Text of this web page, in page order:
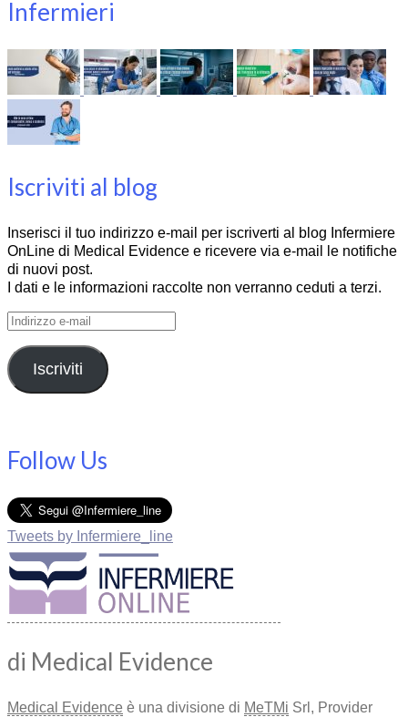
Infermieri
Iscriviti al blog
Inserisci il tuo indirizzo e-mail per iscriverti al blog Infermiere
OnLine di Medical Evidence e ricevere via e-mail le notifiche
di nuovi post.
I dati e le informazioni raccolte non verranno ceduti a terzi.
Indirizzo
mail
Iscriviti
Follow Us
Tweets by Infermiere_line
di Medical Evidence
Medical Evidence è una divisione di MeTMi Srl, Provider